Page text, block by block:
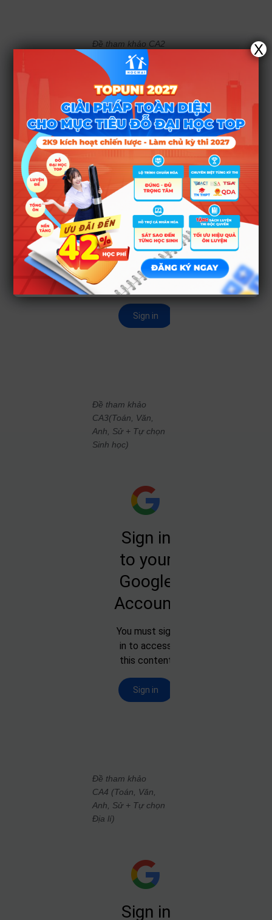
Đề tham khảo CA2
(Toán, Văn, Anh, Sử
+ Tự chọn Hóa học)
Đề tham khảo
CA3(Toán, Văn,
Anh, Sử + Tự chọn
Sinh học)
Đề tham khảo
CA4 (Toán, Văn,
Anh, Sử + Tự chọn
Địa lí)
X